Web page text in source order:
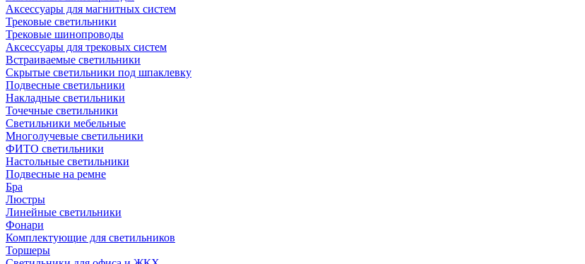
Аксессуары для магнитных систем
Трековые светильники
Трековые шинопроводы
Аксессуары для трековых систем
Встраиваемые светильники
Скрытые светильники под шпаклевку
Подвесные светильники
Накладные светильники
Точечные светильники
Светильники мебельные
Многолучевые светильники
ФИТО светильники
Настольные светильники
Подвесные на ремне
Бра
Люстры
Линейные светильники
Фонари
Комплектующие для светильников
Торшеры